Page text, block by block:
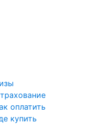
оплатить
купить